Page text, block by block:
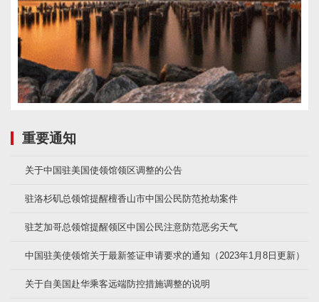
重要通知
关于中国驻美国使领馆领区调整的公告
驻洛杉矶总领馆提醒檀香山市中国公民防范抢劫案件
驻芝加哥总领馆提醒领区中国公民注意防范恶劣天气
中国驻美使领馆关于最新签证申请要求的通知（2023年1月8日更新）
关于自美国赴华乘客远端防控措施调整的说明